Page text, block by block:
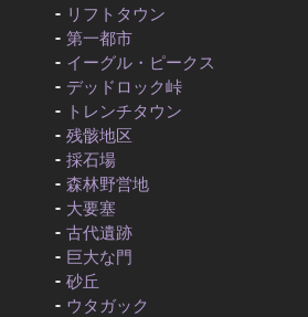
リフトタウン
第一都市
イーグル・ピークス
デッドロック峠
トレンチタウン
残骸地区
採石場
森林野営地
大要塞
古代遺跡
巨大な門
砂丘
ウタガック